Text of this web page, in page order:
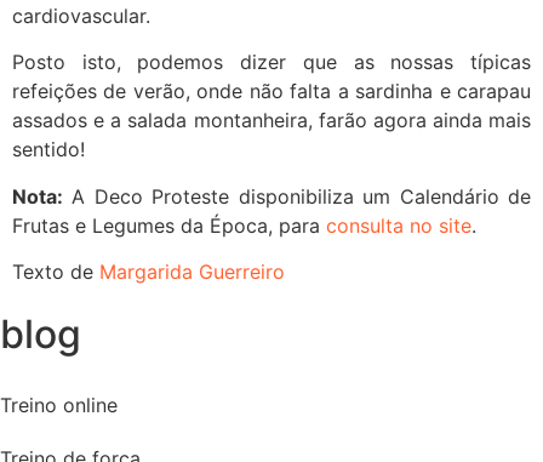
cardiovascular.
Posto isto, podemos dizer que as nossas típicas
refeições de verão, onde não falta a sardinha e carapau
assados e a salada montanheira, farão agora ainda mais
sentido!
Nota: A Deco Proteste disponibiliza um Calendário de
Frutas e Legumes da Época, para consulta no site.
Texto de Margarida Guerreiro
blog
Treino online